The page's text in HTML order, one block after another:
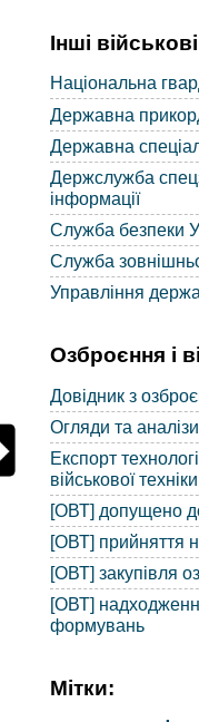
Інші
Національна
Державна
Державна
Держслужба
інформації
Служба безпеки
Служба
Управління
Озброєння і
Довідник з
Огляди та
Експорт
військової техніки
[ОВТ] допущено
[ОВТ] прийняття
[ОВТ] закупівля
[ОВТ]
формувань
Мітки: